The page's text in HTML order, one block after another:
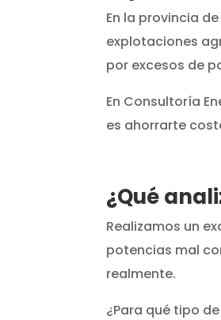
En la provincia
explotaciones
por excesos de
En Consultoría
es ahorrarte
¿Qué
Realizamos un
potencias mal
realmente.
¿Para qué tipo